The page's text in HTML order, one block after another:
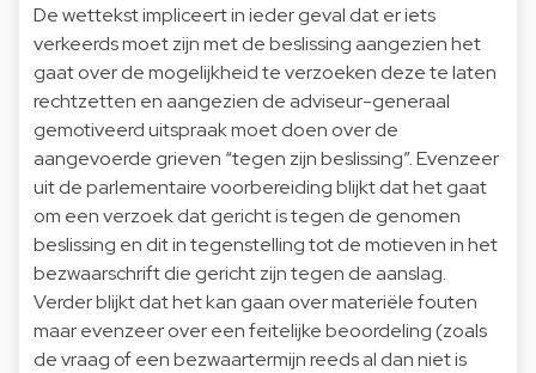
De wettekst impliceert in ieder geval dat er iets
verkeerds moet zijn met de beslissing aangezien het
gaat over de mogelijkheid te verzoeken deze te laten
rechtzetten en aangezien de adviseur-generaal
gemotiveerd uitspraak moet doen over de
aangevoerde grieven “tegen zijn beslissing”. Evenzeer
uit de parlementaire voorbereiding blijkt dat het gaat
om een verzoek dat gericht is tegen de genomen
beslissing en dit in tegenstelling tot de motieven in het
bezwaarschrift die gericht zijn tegen de aanslag.
Verder blijkt dat het kan gaan over materiële fouten
maar evenzeer over een feitelijke beoordeling (zoals
de vraag of een bezwaartermijn reeds al dan niet is